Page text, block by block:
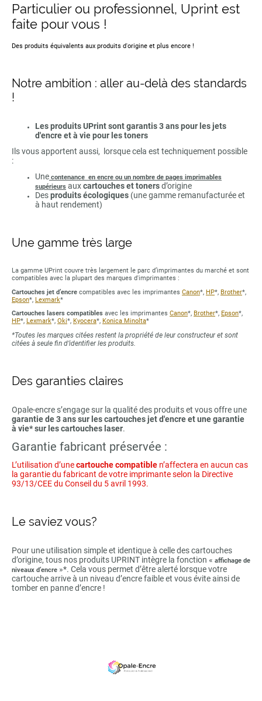
Particulier ou professionnel, Uprint est
faite pour vous !
Des produits équivalents aux produits d'origine et plus encore !
Notre ambition : aller au-delà des standards
!
Les produits UPrint sont garantis 3 ans pour les jets
d'encre et à vie pour les toners
Ils vous apportent aussi, lorsque cela est techniquement possible
:
Une contenance en encre ou un nombre de pages imprimables
supérieurs auxcartouches et tonersd’origine
Desproduits écologiques (une gamme remanufacturée et
à haut rendement)
Une gamme très large
La gamme UPrint couvre très largement le parc d’imprimantes du marché et sont
compatibles avec la plupart des marques d'imprimantes :
Cartouches jet d’encre compatibles avec les imprimantes Canon*, HP*, Brother*,
Epson*, Lexmark*
Cartouches lasers compatibles avec les imprimantes Canon*, Brother*, Epson*,
HP*, Lexmark*, Oki*, Kyocera*, Konica Minolta*
*Toutes les marques citées restent la propriété de leur constructeur et sont
citées à seule fin d’identifier les produits.
Des garanties claires
Opale-encre s’engage sur la qualité des produits et vous offre une
garantie de 3 ans sur les cartouches jet d'encre et une garantie
à vie* sur les cartouches laser.
Garantie fabricant préservée :
L’utilisation d’unecartouche compatible n’affectera en aucun cas
la garantie du fabricant de votre imprimante selon la Directive
93/13/CEE du Conseil du 5 avril 1993.
Le saviez vous?
Pour une utilisation simple et identique à celle des cartouches
d’origine, tous nos produits UPRINT intègre la fonction « affichage de
niveaux d’encre »*. Cela vous permet d’être alerté lorsque votre
cartouche arrive à un niveau d’encre faible et vous évite ainsi de
tomber en panne d’encre !